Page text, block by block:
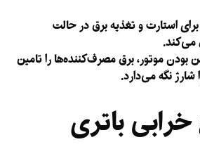
برای استارت و تغذیه برق در حالت
می‌کند.
بودن موتور، برق مصرف‌کننده‌ها را تامین
شارژنگه می‌دارد.
خرابی باتری